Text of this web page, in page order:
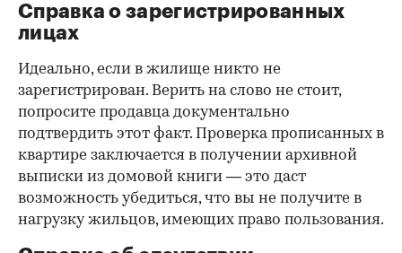
Справка о зарегистрированных
лицах
Идеально, если в жилище никто не
зарегистрирован. Верить на слово не стоит,
попросите продавца документально
подтвердить этот факт. Проверка прописанных в
квартире заключается в получении архивной
выписки из домовой книги — это даст
возможность убедиться, что вы не получите в
нагрузку жильцов, имеющих право пользования.